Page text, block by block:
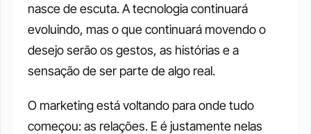
nasce de escuta. A tecnologia continuará
evoluindo, mas o que continuará movendo o
desejo serão os gestos, as histórias e a
sensação de ser parte de algo real.
O marketing está voltando para onde tudo
começou: as relações. E é justamente nelas